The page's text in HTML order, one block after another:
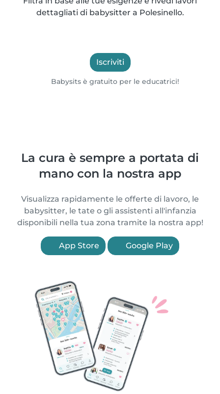
dettagliati di babysitter a Polesinello.
Iscriviti
Babysits è gratuito per le educatrici!
La cura è sempre a portata di
mano con la nostra app
Visualizza rapidamente le offerte di lavoro, le
babysitter, le tate o gli assistenti all'infanzia
disponibili nella tua zona tramite la nostra app!
App Store Google Play